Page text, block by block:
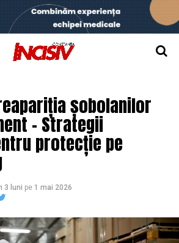
șobolanilor
– Strategii
protecție pe
3 luni pe 1 mai 2026